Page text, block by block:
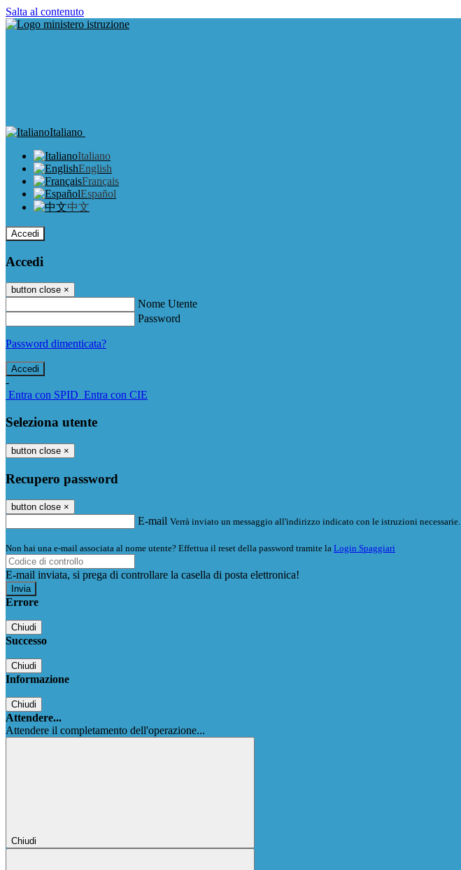
Salta al contenuto
Italiano
Italiano
English
Français
Español
中文
Accedi
Accedi
button close ×
Nome Utente
Password
Password dimenticata?
-
Entra con SPID Entra con CIE
Seleziona utente
button close ×
Recupero password
button close ×
E-mail Verrà inviato un messaggio all'indirizzo indicato con le istruzioni necessarie.
Non hai una e-mail associata al nome utente? Effettua il reset della password tramite la Login Spaggiari
E-mail inviata, si prega di controllare la casella di posta elettronica!
Errore
Chiudi
Successo
Chiudi
Informazione
Chiudi
Attendere...
Attendere il completamento dell'operazione...
Chiudi